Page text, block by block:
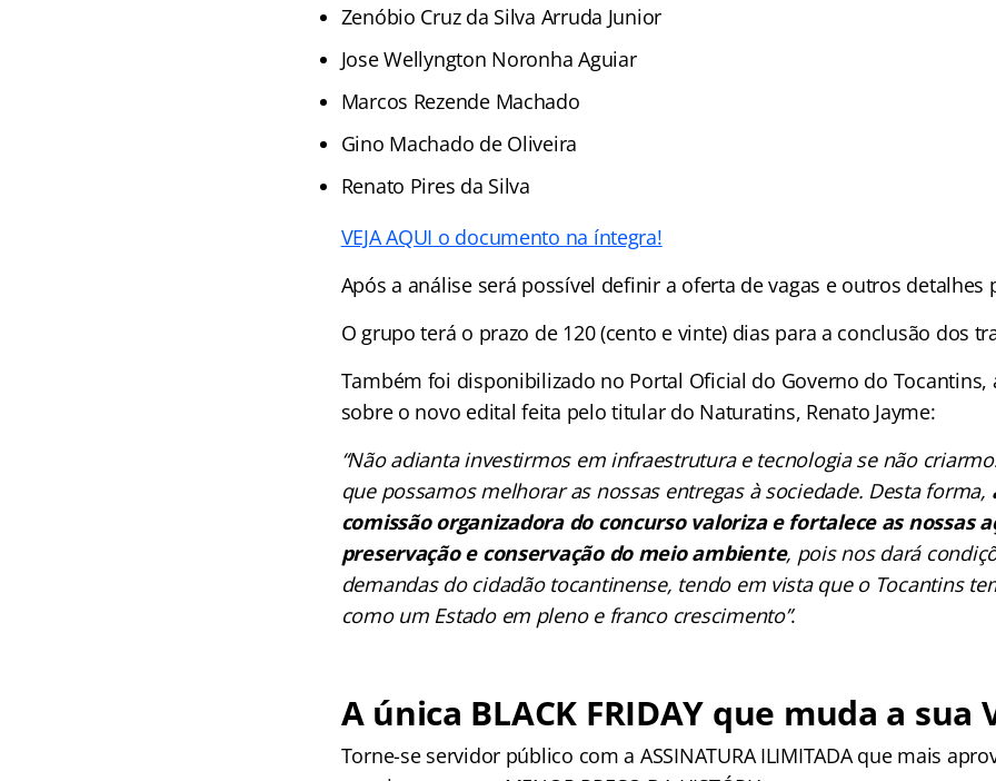
Zenóbio Cruz da Silva Arruda Junior
Jose Wellyngton Noronha Aguiar
Marcos Rezende Machado
Gino Machado de Oliveira
Renato Pires da Silva
VEJA AQUI o documento na íntegra!
Após a análise será possível definir a oferta de vagas e outros detalhes
O grupo terá o prazo de 120 (cento e vinte) dias para a conclusão dos
Também foi disponibilizado no Portal Oficial do Governo do Tocantins,
sobre o novo edital feita pelo titular do Naturatins, Renato Jayme:
“Não adianta investirmos em infraestrutura e tecnologia se não
que possamos melhorar as nossas entregas à sociedade. Desta forma,
comissão organizadora do concurso valoriza e fortalece as nossas
preservação e conservação do meio ambiente, pois nos dará
demandas do cidadão tocantinense, tendo em vista que o Tocantins
como um Estado em pleno e franco crescimento”.
A única BLACK FRIDAY que muda a sua
Torne-se servidor público com a ASSINATURA ILIMITADA que mais